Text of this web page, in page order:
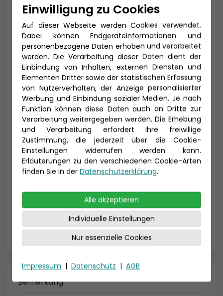
E-Mail *
Telefon *
Geburtsdatum
* = Pflichtfelder
Bemerkung
Einwilligung zu Cookies
Auf dieser Webseite werden Cookies verwendet.
Dabei können Endgeräteinformationen und
personenbezogene Daten erhoben und verarbeitet
werden. Die Verarbeitung dieser Daten dient der
Einbindung von Inhalten, externen Diensten und
Elementen Dritter sowie der statistischen Erfassung
von Nutzerverhalten, der Anzeige personalisierter
Werbung und Einbindung sozialer Medien. Je nach
Funktion können diese Daten auch an Dritte zur
Verarbeitung weitergegeben werden. Die Erhebung
und Verarbeitung erfordert Ihre freiwillige
Zustimmung, die jederzeit über die Cookie-
Einstellungen widerrufen werden kann.
Erläuterungen zu den verschiedenen Cookie-Arten
finden Sie in der Datenschutzerklärung.
Alle akzeptieren
Individuelle Einstellungen
Nur essenzielle Cookies
Impressum | Datenschutz | AGB